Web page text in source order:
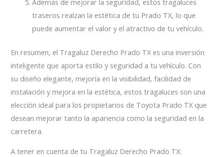
traseros realzan la estética de tu Prado TX, lo que
puede aumentar el valor y el atractivo de tu vehículo.
En resumen, el Tragaluz Derecho Prado TX es una inversión
inteligente que aporta estilo y seguridad a tu vehículo. Con
su diseño elegante, mejoría en la visibilidad, facilidad de
instalación y mejora en la estética, estos tragaluces son una
elección ideal para los propietarios de Toyota Prado TX que
desean mejorar tanto la apariencia como la seguridad en la
carretera.
A tener en cuenta de tu Tragaluz Derecho Prado TX: